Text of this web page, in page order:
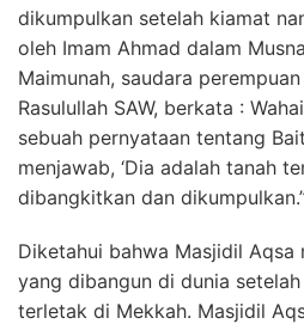
dikumpulkan setelah kiamat
oleh Imam Ahmad dalam
Maimunah, saudara
Rasulullah SAW, berkata :
sebuah pernyataan tentang
menjawab, ‘Dia adalah tanah
dibangkitkan dan
Diketahui bahwa Masjidil Aqsa
yang dibangun di dunia
terletak di Mekkah. Masjidil